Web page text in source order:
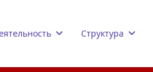
Структура